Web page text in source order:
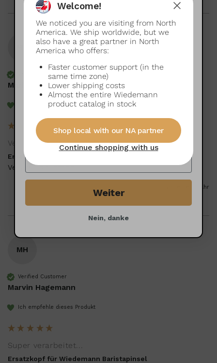
Welcome!
We noticed you are visiting from North
America. We ship worldwide, but we
also have a great partner in North
America who offers:
Faster customer support (in the
same time zone)
Lower shipping costs
Almost the entire Wiedemann
product catalog in stock
Shop local with our NA partner
Continue shopping with us
Verified Customer
Mario Hijar
Ich empfehle dieses Produkt
Very good function ...
Ersatzkopf für Wiedemann Baristapinsel
Very good function
vor einem Jahr
MH
Verified Customer
Marvin Hagemann
Ich empfehle dieses Produkt
Super verarbeitet...
Ersatzkopf für Wiedemann Baristapinsel
Wie dürfen wir dich anreden?
(optional)
Deutsch oder Englisch?
Du hast die Wahl!
Damit das Ganze auch gut ankommt:
Weiter
Nein, danke